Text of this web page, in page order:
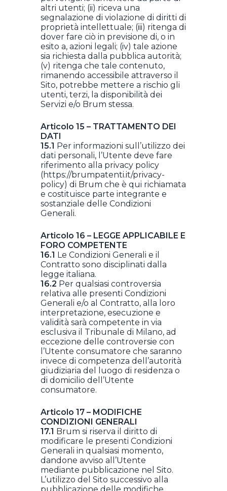
altri utenti; (ii) riceva una
segnalazione di violazione di diritti di
proprietà intellettuale; (iii) ritenga di
dover fare ciò in previsione di, o in
esito a, azioni legali; (iv) tale azione
sia richiesta dalla pubblica autorità;
(v) ritenga che tale contenuto,
rimanendo accessibile attraverso il
Sito, potrebbe mettere a rischio gli
utenti, terzi, la disponibilità dei
Servizi e/o Brum stessa.
Articolo 15 – TRATTAMENTO DEI
DATI
15.1 Per informazioni sull’utilizzo dei
dati personali, l’Utente deve fare
riferimento alla privacy policy
(https://brumpatenti.it/privacy-
policy) di Brum che è qui richiamata
e costituisce parte integrante e
sostanziale delle Condizioni
Generali.
Articolo 16 – LEGGE APPLICABILE E
FORO COMPETENTE
16.1 Le Condizioni Generali e il
Contratto sono disciplinati dalla
legge italiana.
16.2 Per qualsiasi controversia
relativa alle presenti Condizioni
Generali e/o al Contratto, alla loro
interpretazione, esecuzione e
validità sarà competente in via
esclusiva il Tribunale di Milano, ad
eccezione delle controversie con
l’Utente consumatore che saranno
invece di competenza dell’autorità
giudiziaria del luogo di residenza o
di domicilio dell’Utente
consumatore.
Articolo 17 – MODIFICHE
CONDIZIONI GENERALI
17.1 Brum si riserva il diritto di
modificare le presenti Condizioni
Generali in qualsiasi momento,
dandone avviso all’Utente
mediante pubblicazione nel Sito.
L’utilizzo del Sito successivo alla